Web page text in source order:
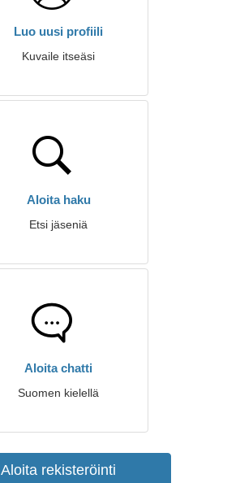
Luo uusi profiili
Kuvaile itseäsi
Aloita haku
Etsi jäseniä
Aloita chatti
Suomen kielellä
Aloita rekisteröinti